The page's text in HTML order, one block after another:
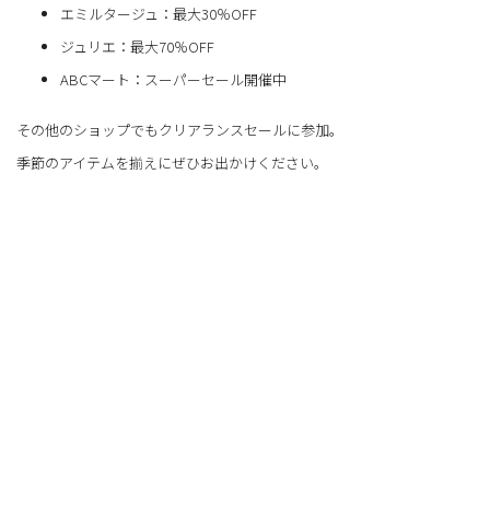
エミルタージュ：最大30％OFF
ジュリエ：最大70％OFF
ABCマート：スーパーセール開催中
その他のショップでもクリアランスセールに参加。
季節のアイテムを揃えにぜひお出かけください。